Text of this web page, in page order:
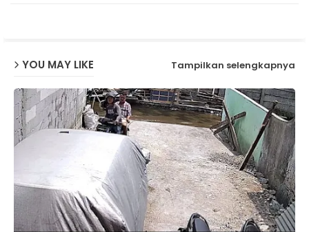
YOU MAY LIKE Tampilkan selengkapnya